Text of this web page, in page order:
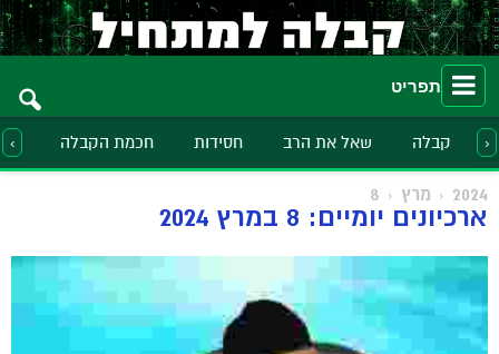
תפריט
קבלה שאל את הרב חסידות חכמת הקבלה ›
‹
2024 מרץ 8
ארכיונים יומיים: 8 במרץ 2024